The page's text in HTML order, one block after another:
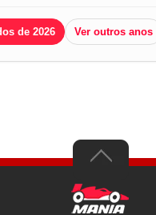
de 2026 Ver outros anos